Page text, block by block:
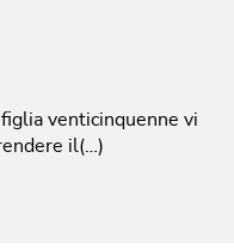
venticinquenne vi
il(…)